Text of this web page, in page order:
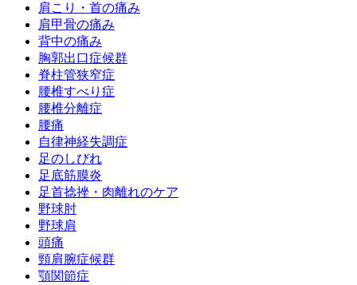
肩こり・首の痛み
肩甲骨の痛み
背中の痛み
胸郭出口症候群
脊柱管狭窄症
腰椎すべり症
腰椎分離症
腰痛
自律神経失調症
足のしびれ
足底筋膜炎
足首捻挫・肉離れのケア
野球肘
野球肩
頭痛
頸肩腕症候群
顎関節症